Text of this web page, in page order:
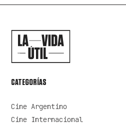
CATEGORÍAS
Cine Argentino
Cine Internacional